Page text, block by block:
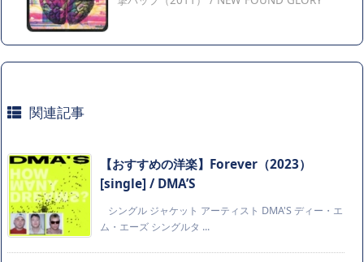
関連記事
【おすすめの洋楽】Forever（2023）
[single] / DMA’S
シングル ジャケット アーティスト DMA'S ディー・エ
ム・エーズ シングルタ ...